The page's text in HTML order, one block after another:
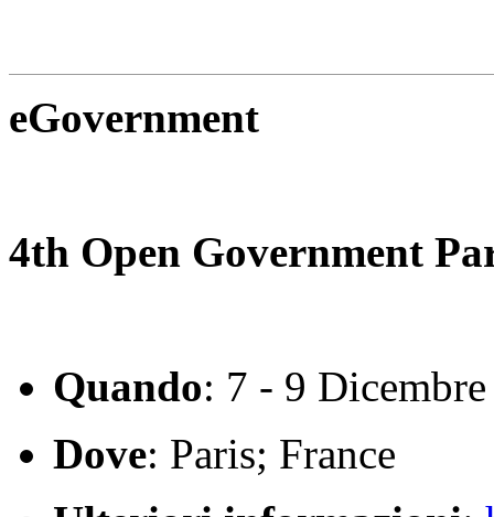
eGovernment
4th Open Government
Quando: 7 - 9
Dove: Paris; France